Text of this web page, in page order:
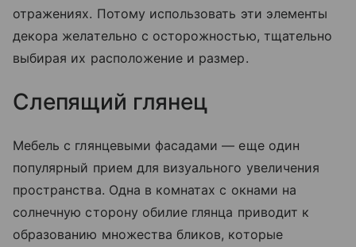
отражениях. Потому использовать эти элементы
декора желательно с осторожностью, тщательно
выбирая их расположение и размер.
Слепящий глянец
Мебель с глянцевыми фасадами — еще один
популярный прием для визуального увеличения
пространства. Одна в комнатах с окнами на
солнечную сторону обилие глянца приводит к
образованию множества бликов, которые